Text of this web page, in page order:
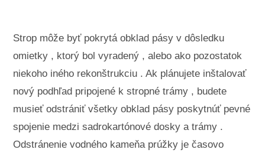
Strop môže byť pokrytá obklad pásy v dôsledku
omietky , ktorý bol vyradený , alebo ako pozostatok
niekoho iného rekonštrukciu . Ak plánujete inštalovať
nový podhľad pripojené k stropné trámy , budete
musieť odstrániť všetky obklad pásy poskytnúť pevné
spojenie medzi sadrokartónové dosky a trámy .
Odstránenie vodného kameňa prúžky je časovo